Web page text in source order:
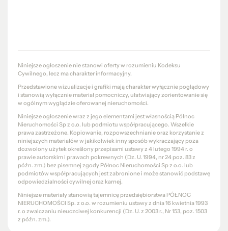
Niniejsze ogłoszenie nie stanowi oferty w rozumieniu Kodeksu
Cywilnego, lecz ma charakter informacyjny.
Przedstawione wizualizacje i grafiki mają charakter wyłącznie poglądowy
i stanowią wyłącznie materiał pomocniczy, ułatwiający zorientowanie się
w ogólnym wyglądzie oferowanej nieruchomości.
Niniejsze ogłoszenie wraz z jego elementami jest własnością Północ
Nieruchomości Sp z o.o. lub podmiotu współpracującego. Wszelkie
prawa zastrzeżone. Kopiowanie, rozpowszechnianie oraz korzystanie z
niniejszych materiałów w jakikolwiek inny sposób wykraczający poza
dozwolony użytek określony przepisami ustawy z 4 lutego 1994 r. o
prawie autorskim i prawach pokrewnych (Dz. U. 1994, nr 24 poz. 83 z
późn. zm.) bez pisemnej zgody Północ Nieruchomości Sp z o.o. lub
podmiotów współpracujących jest zabronione i może stanowić podstawę
odpowiedzialności cywilnej oraz karnej.
Niniejsze materiały stanowią tajemnicę przedsiębiorstwa PÓŁNOC
NIERUCHOMOŚCI Sp. z o.o. w rozumieniu ustawy z dnia 16 kwietnia 1993
r. o zwalczaniu nieuczciwej konkurencji (Dz. U. z 2003 r., Nr 153, poz. 1503
z późn. zm.).